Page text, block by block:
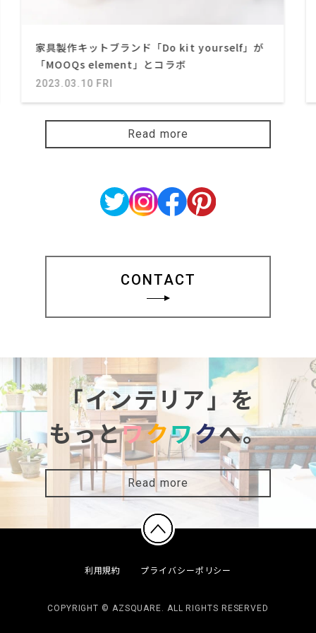
家具製作キットブランド「Do kit yourself」が
「MOOQs element」とコラボ
2023.03.10 FRI
Read more
CONTACT
「インテリア」を
もっとワクワクへ。
Read more
利用規約 プライバシーポリシー
COPYRIGHT © AZSQUARE. ALL RIGHTS RESERVED